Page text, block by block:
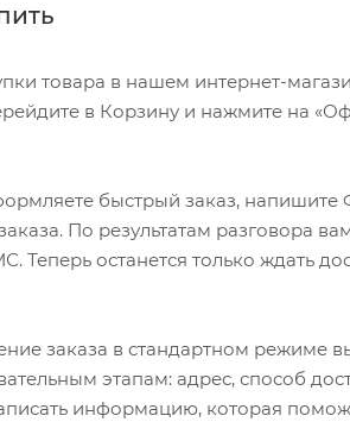
130mm
Sram X5 38/24
Sram PG-1030
Yaban 10sp
переключатель Sram X7 direct
Sram X7 10
товара в нашем интернет-
в Корзину и нажмите на
быстрый заказ,
По результатам разговора
Теперь останется только ждать
заказа в стандартном режиме
этапам: адрес, способ
информацию, которая